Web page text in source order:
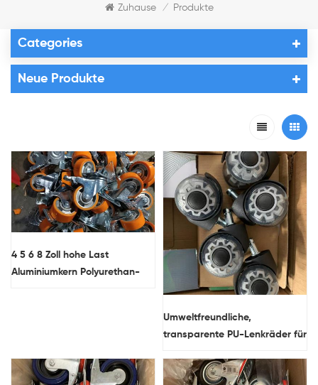
Zuhause / Produkte
Categories
Neue Produkte
4 5 6 8 Zoll hohe Last
Aluminiumkern Polyurethan-
Umweltfreundliche,
transparente PU-Lenkräder für
der Möbel